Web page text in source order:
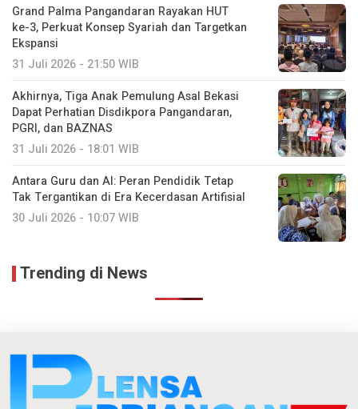
Grand Palma Pangandaran Rayakan HUT
ke-3, Perkuat Konsep Syariah dan Targetkan
Ekspansi
31 Juli 2026 - 21:50 WIB
Akhirnya, Tiga Anak Pemulung Asal Bekasi
Dapat Perhatian Disdikpora Pangandaran,
PGRI, dan BAZNAS
31 Juli 2026 - 18:01 WIB
Antara Guru dan AI: Peran Pendidik Tetap
Tak Tergantikan di Era Kecerdasan Artifisial
30 Juli 2026 - 10:07 WIB
Trending di News